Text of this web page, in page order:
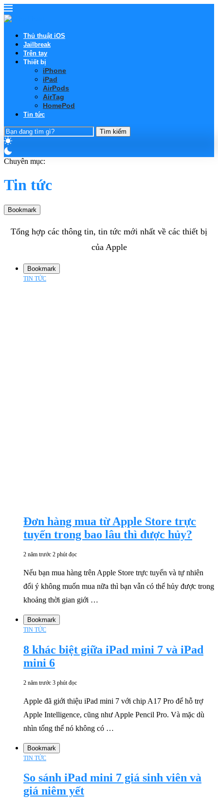
Thủ thuật iOS
Jailbreak
Trên tay
Thiết bị
iPhone
iPad
AirPods
AirTag
HomePod
Tin tức
Tìm kiếm
Chuyên mục:
Tin tức
Bookmark
Tổng hợp các thông tin, tin tức mới nhất về các thiết bị
của Apple
Bookmark
TIN TỨC
Đơn hàng mua từ Apple Store trực
tuyến trong bao lâu thì được hủy?
2 năm trước 2 phút đọc
Nếu bạn mua hàng trên Apple Store trực tuyến và tự nhiên
đổi ý không muốn mua nữa thì bạn vẫn có thể hủy được trong
khoảng thời gian giới …
Bookmark
TIN TỨC
8 khác biệt giữa iPad mini 7 và iPad
mini 6
2 năm trước 3 phút đọc
Apple đã giới thiệu iPad mini 7 với chip A17 Pro để hỗ trợ
Apple Intelligence, cũng như Apple Pencil Pro. Và mặc dù
nhìn tổng thể nó không có …
Bookmark
TIN TỨC
So sánh iPad mini 7 giá sinh viên và
giá niêm yết